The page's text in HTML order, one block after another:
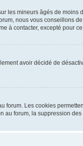
les mineurs âgés de moins
nous vous conseillons
à contacter, excepté pour
avoir décidé de
forum. Les cookies
forum, la suppression